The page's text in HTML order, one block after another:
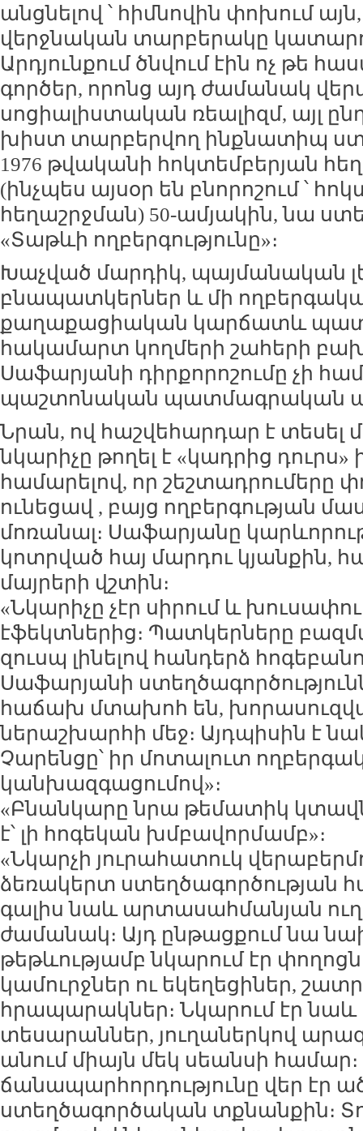
անցնելով ՝ հիմնովին փոխում այն,
վերջնական տարբերակը
Արդյունքում ծնվում էին ոչ թե
գործեր, որոնց այդ ժամանակ
սոցիալիստական ռեալիզմ, այլ
խիստ տարբերվող ինքնատիպ
1976 թվականի հոկտեմբերյան
(ինչպես այսօր են բնորոշում ՝
հեղաշրջման) 50-ամյակին, նա
«Տաթևի ողբերգությունը»։
Խաչված մարդիկ, պայմանական
բնապատկերներ և մի
քաղաքացիական կարճատև
հակամարտ կողմերի շահերի
Սաֆարյանի դիրքորոշումը չի
պաշտոնական պատմագրական
Նրան, ով հաշվեհարդար է տեսել
նկարիչը թողել է «կադրից
համարելով, որ շեշտադրումերը
ունեցավ , բայց ողբերգության
մոռանալ։ Սաֆարյանը
կոտրված հայ մարդու կյանքին,
մայրերի վշտին։
«Նկարիչը չէր սիրում և
էֆեկտներից։ Պատկերները
զուսպ լինելով հանդերձ
Սաֆարյանի
հաճախ մտախոհ են,
ներաշխարհի մեջ։ Այդպիսին է
Չարենցը՝ իր մոտալուտ
կանխազգացումով»։
«Բնանկարը նրա թեմատիկ
է՝ լի հոգեկան խմբավորմամբ»։
«Նկարչի յուրահատուկ
ձեռակերտ ստեղծագործության
գալիս նաև արտասահմանյան
ժամանակ։ Այդ ընթացքում նա
թեթևությամբ նկարում էր
կամուրջներ ու եկեղեցիներ,
հրապարակներ։ Նկարում էր նաև
տեսարաններ, յուղաներկով
անում միայն մեկ սեանսի
ճանապարհորդությունը վեր էր
ստեղծագործական տքնանքին։